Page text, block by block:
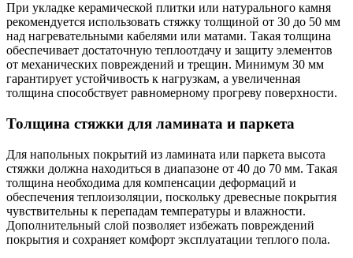
При укладке керамической плитки или натурального камня
рекомендуется использовать стяжку толщиной от 30 до 50 мм
над нагревательными кабелями или матами. Такая толщина
обеспечивает достаточную теплоотдачу и защиту элементов
от механических повреждений и трещин. Минимум 30 мм
гарантирует устойчивость к нагрузкам, а увеличенная
толщина способствует равномерному прогреву поверхности.
Толщина стяжки для ламината и паркета
Для напольных покрытий из ламината или паркета высота
стяжки должна находиться в диапазоне от 40 до 70 мм. Такая
толщина необходима для компенсации деформаций и
обеспечения теплоизоляции, поскольку древесные покрытия
чувствительны к перепадам температуры и влажности.
Дополнительный слой позволяет избежать повреждений
покрытия и сохраняет комфорт эксплуатации теплого пола.